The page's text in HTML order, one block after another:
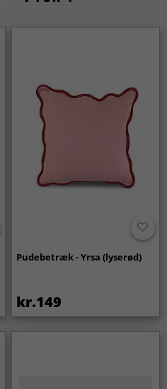
Pudebetræk - Yrsa (lyserød)
kr.149